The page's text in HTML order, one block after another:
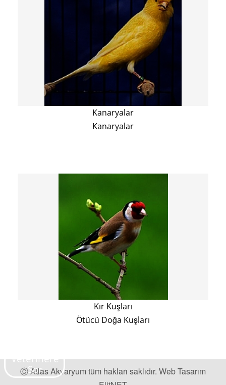
Kanaryalar
Kanaryalar
Kır Kuşları
Ötücü Doğa Kuşları
Ⓒ Atlas Akvaryum tüm hakları saklıdır. Web Tasarım